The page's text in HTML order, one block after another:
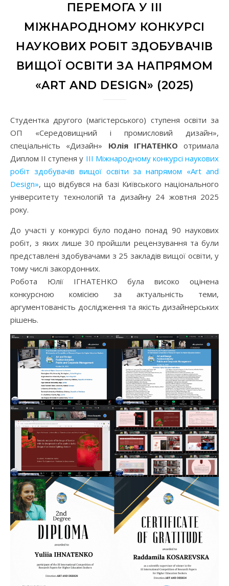
ПЕРЕМОГА У III
МІЖНАРОДНОМУ КОНКУРСІ
НАУКОВИХ РОБІТ ЗДОБУВАЧІВ
ВИЩОЇ ОСВІТИ ЗА НАПРЯМОМ
«ART AND DESIGN» (2025)
Студентка другого (магістерського) ступеня освіти за
ОП «Середовищний і промисловий дизайн»,
спеціальність «Дизайн» Юлія ІГНАТЕНКО отримала
Диплом II ступеня у III Міжнародному конкурсі наукових
робіт здобувачів вищої освіти за напрямом «Art and
Design», що відбувся на базі Київського національного
університету технологій та дизайну 24 жовтня 2025
року.
До участі у конкурсі було подано понад 90 наукових
робіт, з яких лише 30 пройшли рецензування та були
представлені здобувачами з 25 закладів вищої освіти, у
тому числі закордонних.
Робота Юлії ІГНАТЕНКО була високо оцінена
конкурсною комісією за актуальність теми,
аргументованість дослідження та якість дизайнерських
рішень.